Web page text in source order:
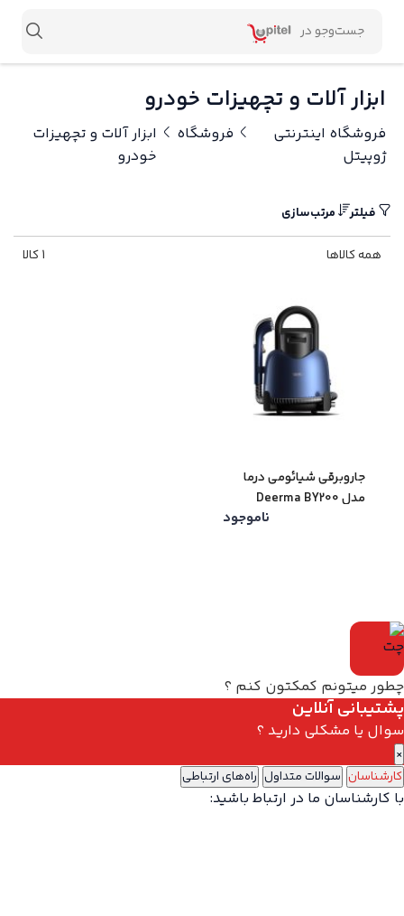
ابزار آلات و تچهیزات خودرو
فروشگاه اینترنتی
ژوپیتل
فروشگاه
ابزار آلات و تچهیزات
خودرو
فیلتر مرتب‌سازی
همه کالاها 1 کالا
جاروبرقی شیائومی درما
مدل Deerma BY200
ناموجود
چطور میتونم کمکتون کنم ؟
پشتیبانی آنلاین
سوال یا مشکلی دارید ؟
×
کارشناسان سوالات متداول راه‌های ارتباطی
با کارشناسان ما در ارتباط باشید: